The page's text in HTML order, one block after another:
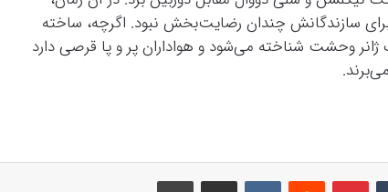
دلار رسید که برای سازندگانش چندان رضایت‌بخش نبود. اگرچه، ساخته
ژانر وحشت شناخته می‌شود و هواداران پر و پا قرصی دارد
تامبلر پینتریستReddit
VKontakteاشتراک گذاری با ایمیل چاپ